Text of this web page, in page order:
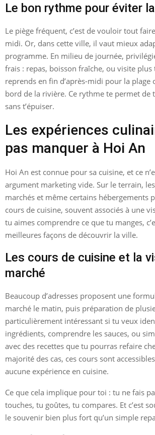
Le bon rythme pour éviter
Le piège fréquent, c’est de vouloir tout
midi. Or, dans cette ville, il vaut mieux
programme. En milieu de journée,
frais : repas, boisson fraîche, ou visite plus
reprends en fin d’après-midi pour la plage
bord de la rivière. Ce rythme te permet de
sans t’épuiser.
Les expériences
pas manquer à Hoi An
Hoi An est connue pour sa cuisine, et ce
argument marketing vide. Sur le terrain,
marchés et même certains hébergements
cours de cuisine, souvent associés à une
tu aimes comprendre ce que tu manges,
meilleures façons de découvrir la ville.
Les cours de cuisine et la
marché
Beaucoup d’adresses proposent une
marché le matin, puis préparation de
particulièrement intéressant si tu veux
ingrédients, comprendre les sauces, ou
avec des recettes que tu pourras refaire
majorité des cas, ces cours sont
aucune expérience en cuisine.
Ce que cela implique pour toi : tu ne fais
touches, tu goûtes, tu compares. Et c’est
le souvenir bien plus fort qu’un simple